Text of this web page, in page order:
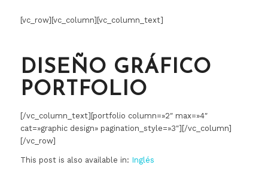
[vc_row][vc_column][vc_column_text]
DISEÑO GRÁFICO
PORTFOLIO
[/vc_column_text][portfolio column=»2″ max=»4″
cat=»graphic design» pagination_style=»3″][/vc_column]
[/vc_row]
This post is also available in: Inglés